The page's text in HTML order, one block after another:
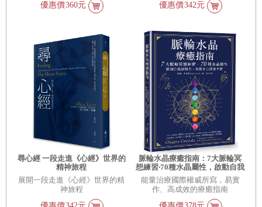
優惠價360元 優惠價342元
尋心經 一段走進《心經》世界的
精神旅程
展開一段走進《心經》世界的精
神旅程
脈輪水晶療癒指南：7大脈輪冥
想練習‧70種水晶屬性，啟動自我
調頻力，恢復身心能量平衡
能量治療國際權威所寫，易實
作、高成效的療癒指南